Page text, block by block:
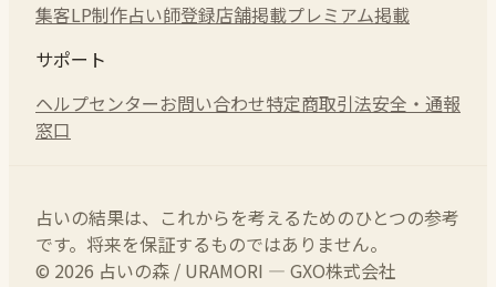
集客LP制作占い師登録店舗掲載プレミアム掲載
サポート
ヘルプセンターお問い合わせ特定商取引法安全・通報
窓口
占いの結果は、これからを考えるためのひとつの参考
です。将来を保証するものではありません。
© 2026 占いの森 / URAMORI — GXO株式会社